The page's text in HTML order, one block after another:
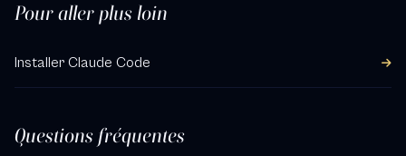
Pour aller plus loin
Installer Claude Code
Questions fréquentes